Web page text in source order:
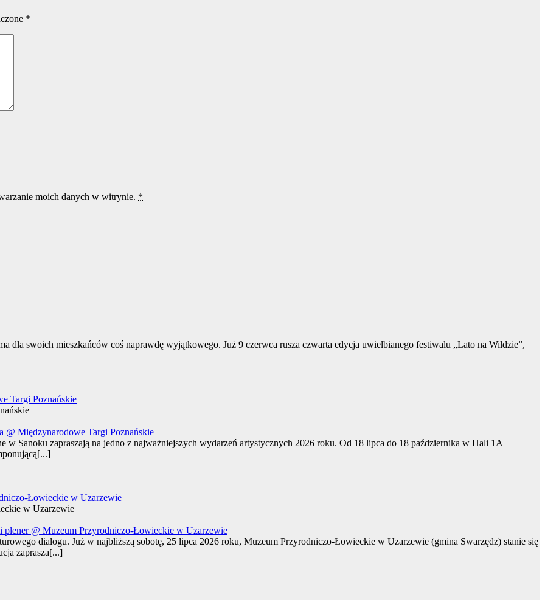
*
moich danych w witrynie. *
dla swoich mieszkańców coś naprawdę wyjątkowego. Już 9 czerwca rusza czwarta edycja uwielbianego festiwalu „Lato na Wildzie”,
Targi Poznańskie
w Sanoku zapraszają na jedno z najważniejszych wydarzeń artystycznych 2026 roku. Od 18 lipca do 18 października w Hali 1A
Łowieckie w Uzarzewie
w Uzarzewie
dialogu. Już w najbliższą sobotę, 25 lipca 2026 roku, Muzeum Przyrodniczo-Łowieckie w Uzarzewie (gmina Swarzędz) stanie się
zaprasza[...]